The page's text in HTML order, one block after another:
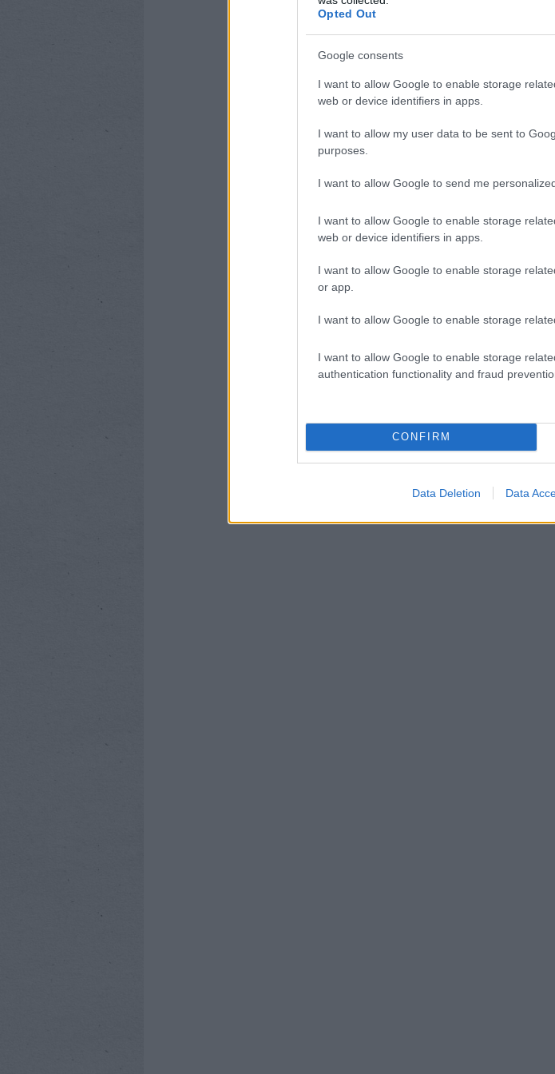
Opted Out
Google consents
I want to allow Google to enable storage
web or device identifiers in apps.
I want to allow my user data to be sent to
purposes.
I want to allow Google to send me
I want to allow Google to enable storage
web or device identifiers in apps.
I want to allow Google to enable storage
or app.
I want to allow Google to enable storage
I want to allow Google to enable storage
authentication functionality and fraud
CONFIRM
Data Deletion Data